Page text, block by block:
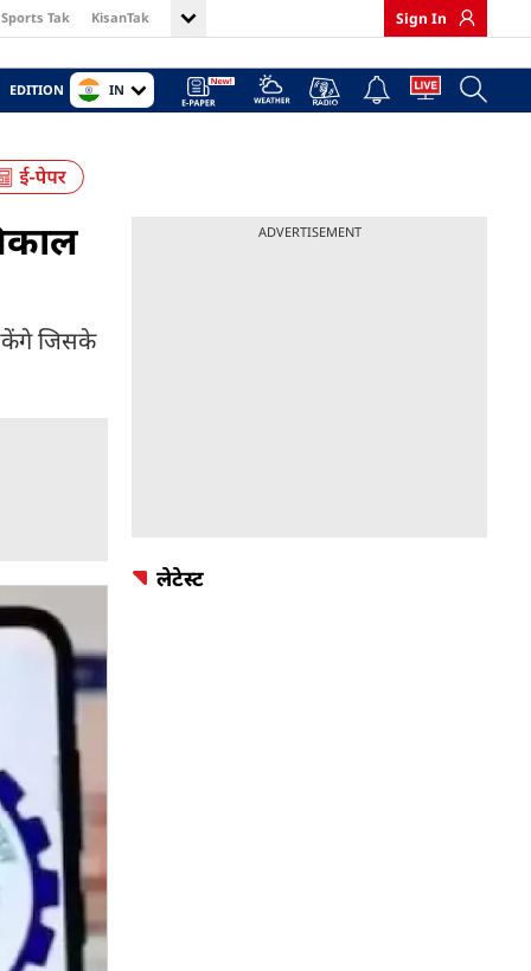
Sports Tak KisanTak Sign In
EDITION IN
जिसके
ADVERTISEMENT
लेटेस्ट